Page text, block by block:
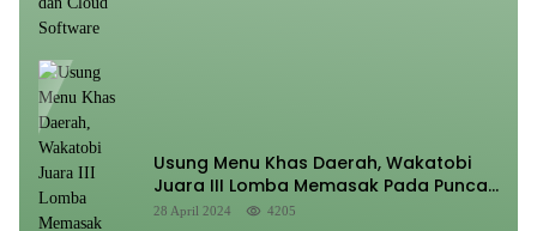
Usung Menu Khas Daerah, Wakatobi
Juara III Lomba Memasak Pada Puncak
HUT Sultra Ke 60
28 April 2024 4205